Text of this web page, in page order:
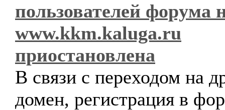
пользователей форума
www.kkm.kaluga.ru
приостановлена
В связи с переходом на
домен, регистрация в